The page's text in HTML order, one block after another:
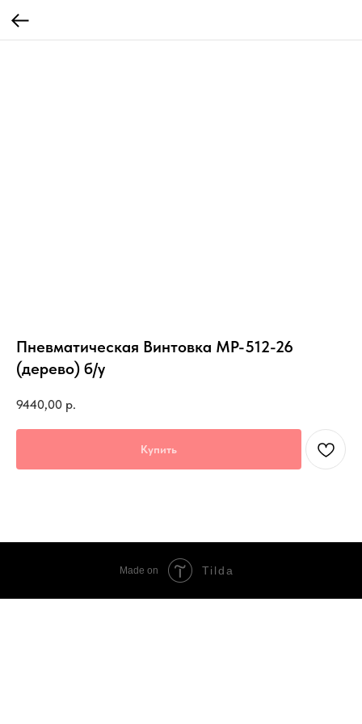
Пневматическая Винтовка МР-512-26
(дерево) б/у
9440,00 р.
Купить
Made on Tilda